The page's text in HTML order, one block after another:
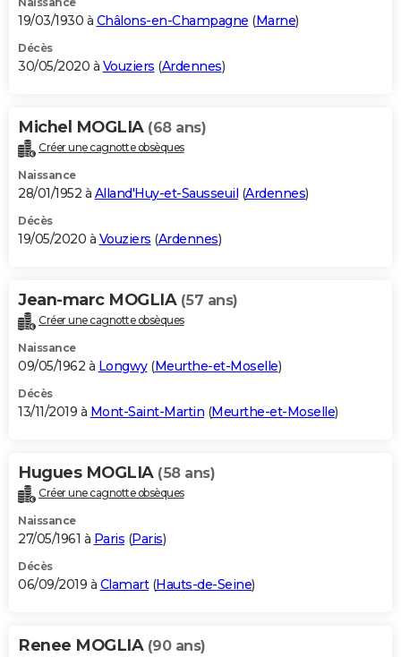
19/03/1930 à Châlons-en-Champagne (Marne)
Décès
30/05/2020 à Vouziers (Ardennes)
Michel MOGLIA (68 ans)
Créer une cagnotte obsèques
Naissance
28/01/1952 à Alland'Huy-et-Sausseuil (Ardennes)
Décès
19/05/2020 à Vouziers (Ardennes)
Jean-marc MOGLIA (57 ans)
Créer une cagnotte obsèques
Naissance
09/05/1962 à Longwy(Meurthe-et-Moselle)
Décès
13/11/2019 à Mont-Saint-Martin (Meurthe-et-Moselle)
Hugues MOGLIA (58 ans)
Créer une cagnotte obsèques
Naissance
27/05/1961 à Paris (Paris)
Décès
06/09/2019 à Clamart(Hauts-de-Seine)
Renee MOGLIA (90 ans)